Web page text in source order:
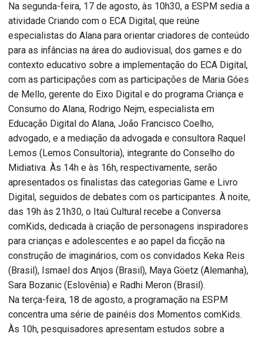
Na segunda-feira, 17 de agosto, às 10h30, a ESPM sedia a
atividade Criando com o ECA Digital, que reúne
especialistas do Alana para orientar criadores de conteúdo
para as infâncias na área do audiovisual, dos games e do
contexto educativo sobre a implementação do ECA Digital,
com as participações com as participações de Maria Góes
de Mello, gerente do Eixo Digital e do programa Criança e
Consumo do Alana, Rodrigo Nejm, especialista em
Educação Digital do Alana, João Francisco Coelho,
advogado, e a mediação da advogada e consultora Raquel
Lemos (Lemos Consultoria), integrante do Conselho do
Midiativa. Às 14h e às 16h, respectivamente, serão
apresentados os finalistas das categorias Game e Livro
Digital, seguidos de debates com os participantes. À noite,
das 19h às 21h30, o Itaú Cultural recebe a Conversa
comKids, dedicada à criação de personagens inspiradores
para crianças e adolescentes e ao papel da ficção na
construção de imaginários, com os convidados Keka Reis
(Brasil), Ismael dos Anjos (Brasil), Maya Göetz (Alemanha),
Sara Bozanic (Eslovênia) e Radhi Meron (Brasil).
Na terça-feira, 18 de agosto, a programação na ESPM
concentra uma série de painéis dos Momentos comKids.
Às 10h, pesquisadores apresentam estudos sobre a